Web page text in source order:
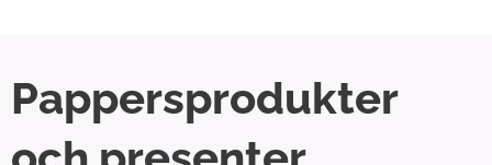
Pappersprodukter